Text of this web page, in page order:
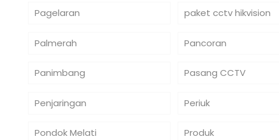
Pagelaran paket cctv hikvision
Palmerah Pancoran
Panimbang Pasang CCTV
Penjaringan Periuk
Pondok Melati Produk